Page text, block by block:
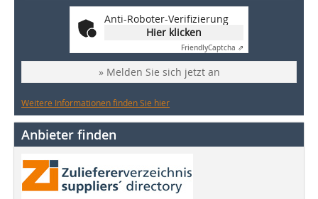
Anti-Roboter-Verifizierung
Hier klicken
FriendlyCaptcha ⇗
» Melden Sie sich jetzt an
Weitere Informationen finden Sie hier
Anbieter finden